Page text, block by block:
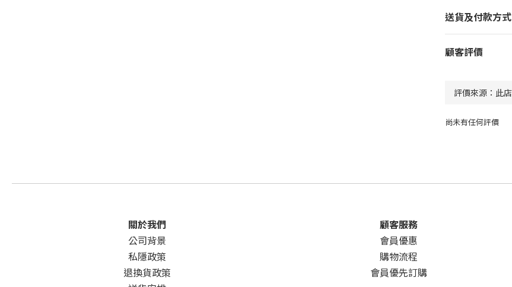
送貨及付款方式
顧客評價
尚未有任何評價
關於我們
公司背景
私隱政策
退換貨政策
顧客服務
會員優惠
購物流程
會員優先訂購